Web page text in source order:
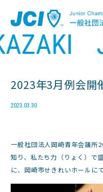
2023年3月例会開
2023.03.30
一般社団法人岡崎青年会議所
知り、私たち力（りょく）で
に、岡崎市せきれいホールに